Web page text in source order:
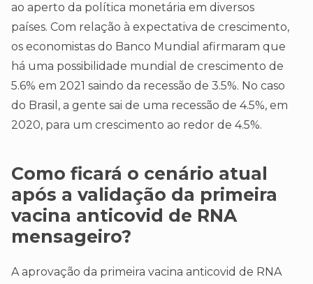
ao aperto da política monetária em diversos
países. Com relação à expectativa de crescimento,
os economistas do Banco Mundial afirmaram que
há uma possibilidade mundial de crescimento de
5.6% em 2021 saindo da recessão de 3.5%. No caso
do Brasil, a gente sai de uma recessão de 4.5%, em
2020, para um crescimento ao redor de 4.5%.
Como ficará o cenário atual
após a validação da primeira
vacina anticovid de RNA
mensageiro?
A aprovação da primeira vacina anticovid de RNA